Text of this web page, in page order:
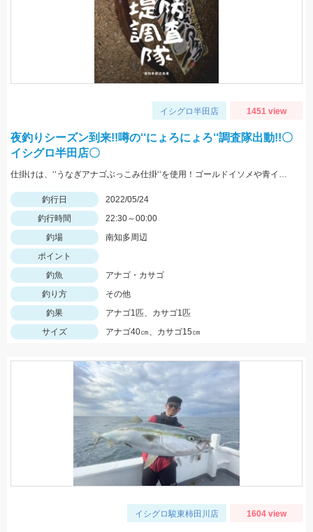
イシグロ半田店 1451 view
夜釣りシーズン到来!!噂の‘‘にょろにょろ‘‘調査隊出動!!〇
イシグロ半田店〇
仕掛けは、‘‘うなぎアナゴぶっこみ仕掛‘‘を使用！ゴールドイソメや青イソメの房掛けがオススメ‼
釣行日
2022/05/24
釣行時間
22:30～00:00
釣場
南知多周辺
ポイント
釣魚
アナゴ・カサゴ
釣り方
その他
釣果
アナゴ1匹、カサゴ1匹
サイズ
アナゴ40㎝、カサゴ15㎝
イシグロ駿東柿田川店 1604 view